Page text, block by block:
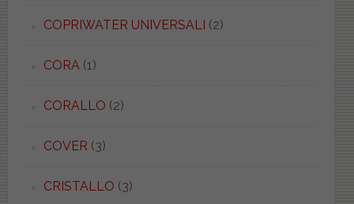
COPRIWATER UNIVERSALI (2)
CORA (1)
CORALLO (2)
COVER (3)
CRISTALLO (3)